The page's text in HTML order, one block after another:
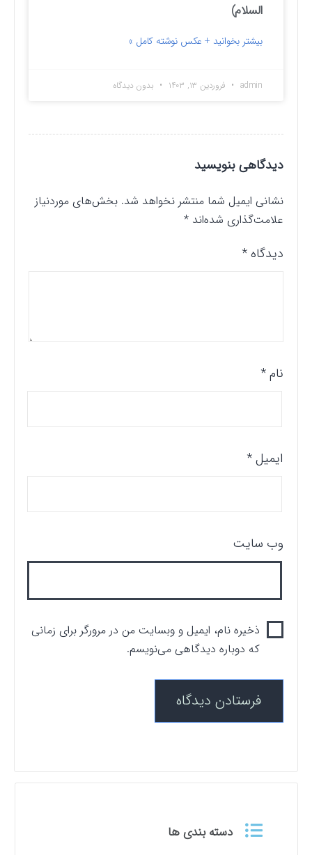
دسته بندی ها
السلام)
بیشتر بخوانید + عکس نوشته کامل »
admin فروردین ۱۳, ۱۴۰۳ بدون دیدگاه
دیدگاهی بنویسید
نشانی ایمیل شما منتشر نخواهد شد. بخش‌های موردنیاز
علامت‌گذاری شده‌اند*
دیدگاه*
نام*
ایمیل*
وب‌ سایت
ذخیره نام، ایمیل و وبسایت من در مرورگر برای زمانی
که دوباره دیدگاهی می‌نویسم.